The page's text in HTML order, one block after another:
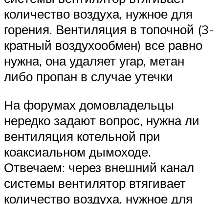
количество воздуха, нужное для
горения. Вентиляция в топочной (3-
кратный воздухообмен) все равно
нужна, она удаляет угар, метан
либо пропан в случае утечки
На форумах домовладельцы
нередко задают вопрос, нужна ли
вентиляция котельной при
коаксиальном дымоходе.
Отвечаем: через внешний канал
системы вентилятор втягивает
количество воздуха, нужное для